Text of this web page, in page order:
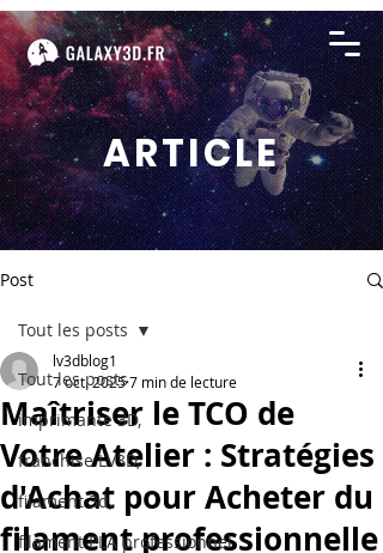
ARTICLE
Post
Tout les posts
imprimante 3D,
franchise LV3D,
filament 3d,
filament PLA professionnel
Tout les posts
Maîtriser le TCO de
Votre Atelier : Stratégies
d'Achat pour Acheter du
filament professionnelle
lv3dblog1
7 oct. 20257 min de lecture